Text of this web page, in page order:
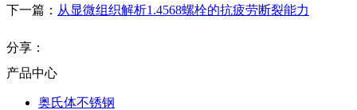
下一篇： 从显微组织解析1.4568螺栓的抗疲劳断裂能力
分享：
产品中心
奥氏体不锈钢